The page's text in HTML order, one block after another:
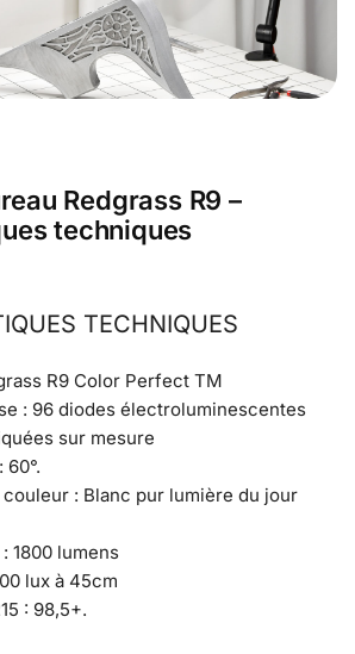
Redgrass R9 –
techniques
TECHNIQUES
R9 Color Perfect TM
: 96 diodes électroluminescentes
sur mesure
: Blanc pur lumière du jour
1800 lumens
lux à 45cm
: 98,5+.